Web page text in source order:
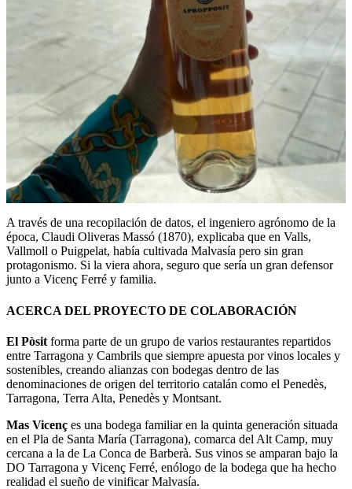
A través de una recopilación de datos, el ingeniero agrónomo de la
época, Claudi Oliveras Massó (1870), explicaba que en Valls,
Vallmoll o Puigpelat, había cultivada Malvasía pero sin gran
protagonismo. Si la viera ahora, seguro que sería un gran defensor
junto a Vicenç Ferré y familia.
ACERCA DEL PROYECTO DE COLABORACIÓN
El Pòsit forma parte de un grupo de varios restaurantes repartidos
entre Tarragona y Cambrils que siempre apuesta por vinos locales y
sostenibles, creando alianzas con bodegas dentro de las
denominaciones de origen del territorio catalán como el Penedès,
Tarragona, Terra Alta, Penedès y Montsant.
Mas Vicenç es una bodega familiar en la quinta generación situada
en el Pla de Santa María (Tarragona), comarca del Alt Camp, muy
cercana a la de La Conca de Barberà. Sus vinos se amparan bajo la
DO Tarragona y Vicenç Ferré, enólogo de la bodega que ha hecho
realidad el sueño de vinificar Malvasía.